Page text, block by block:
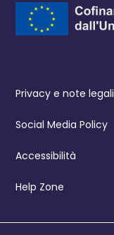
Privacy e note legali
Social Media Policy
Accessibilità
Help Zone